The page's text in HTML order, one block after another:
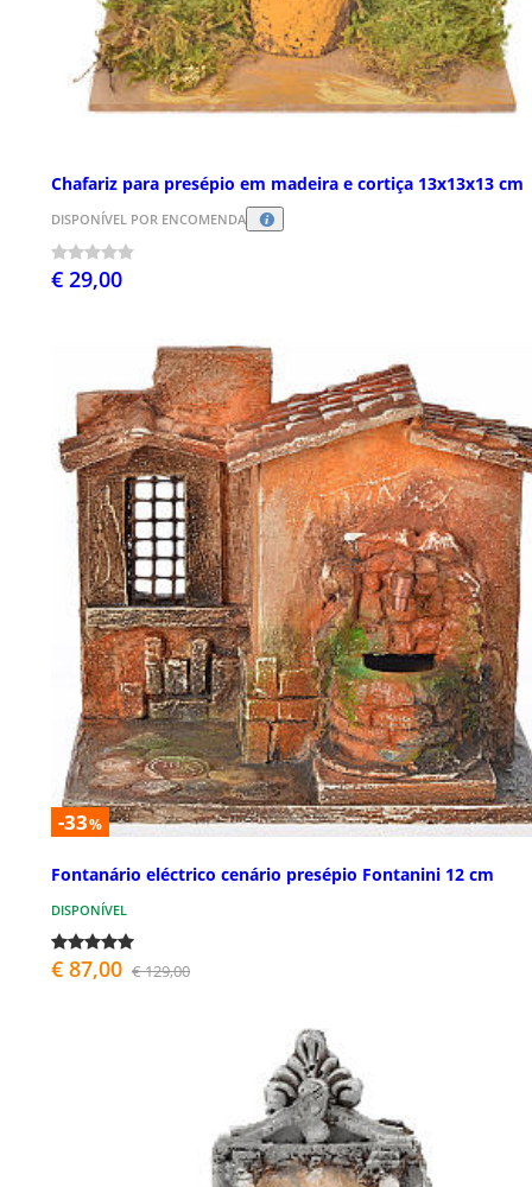
Chafariz para presépio em madeira e cortiça 13x13x13 cm
DISPONÍVEL POR ENCOMENDA
€ 29,00
-33%
Fontanário eléctrico cenário presépio Fontanini 12 cm
DISPONÍVEL
€ 87,00 € 129,00